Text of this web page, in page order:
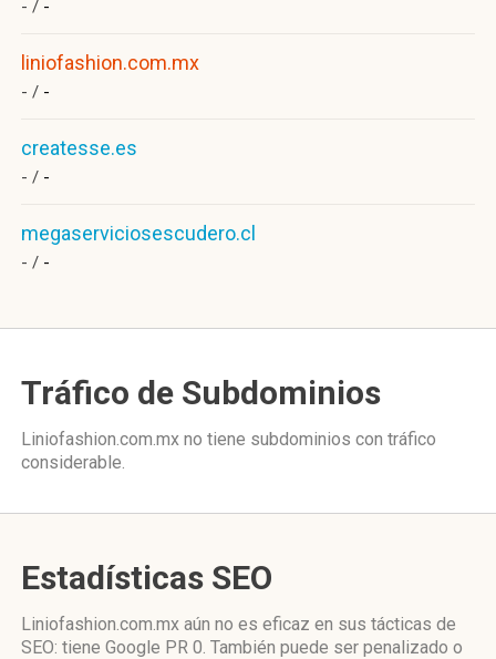
- / -
liniofashion.com.mx
- / -
createsse.es
- / -
megaserviciosescudero.cl
- / -
Tráfico de Subdominios
Liniofashion.com.mx no tiene subdominios con tráfico
considerable.
Estadísticas SEO
Liniofashion.com.mx aún no es eficaz en sus tácticas de
SEO: tiene Google PR 0. También puede ser penalizado o